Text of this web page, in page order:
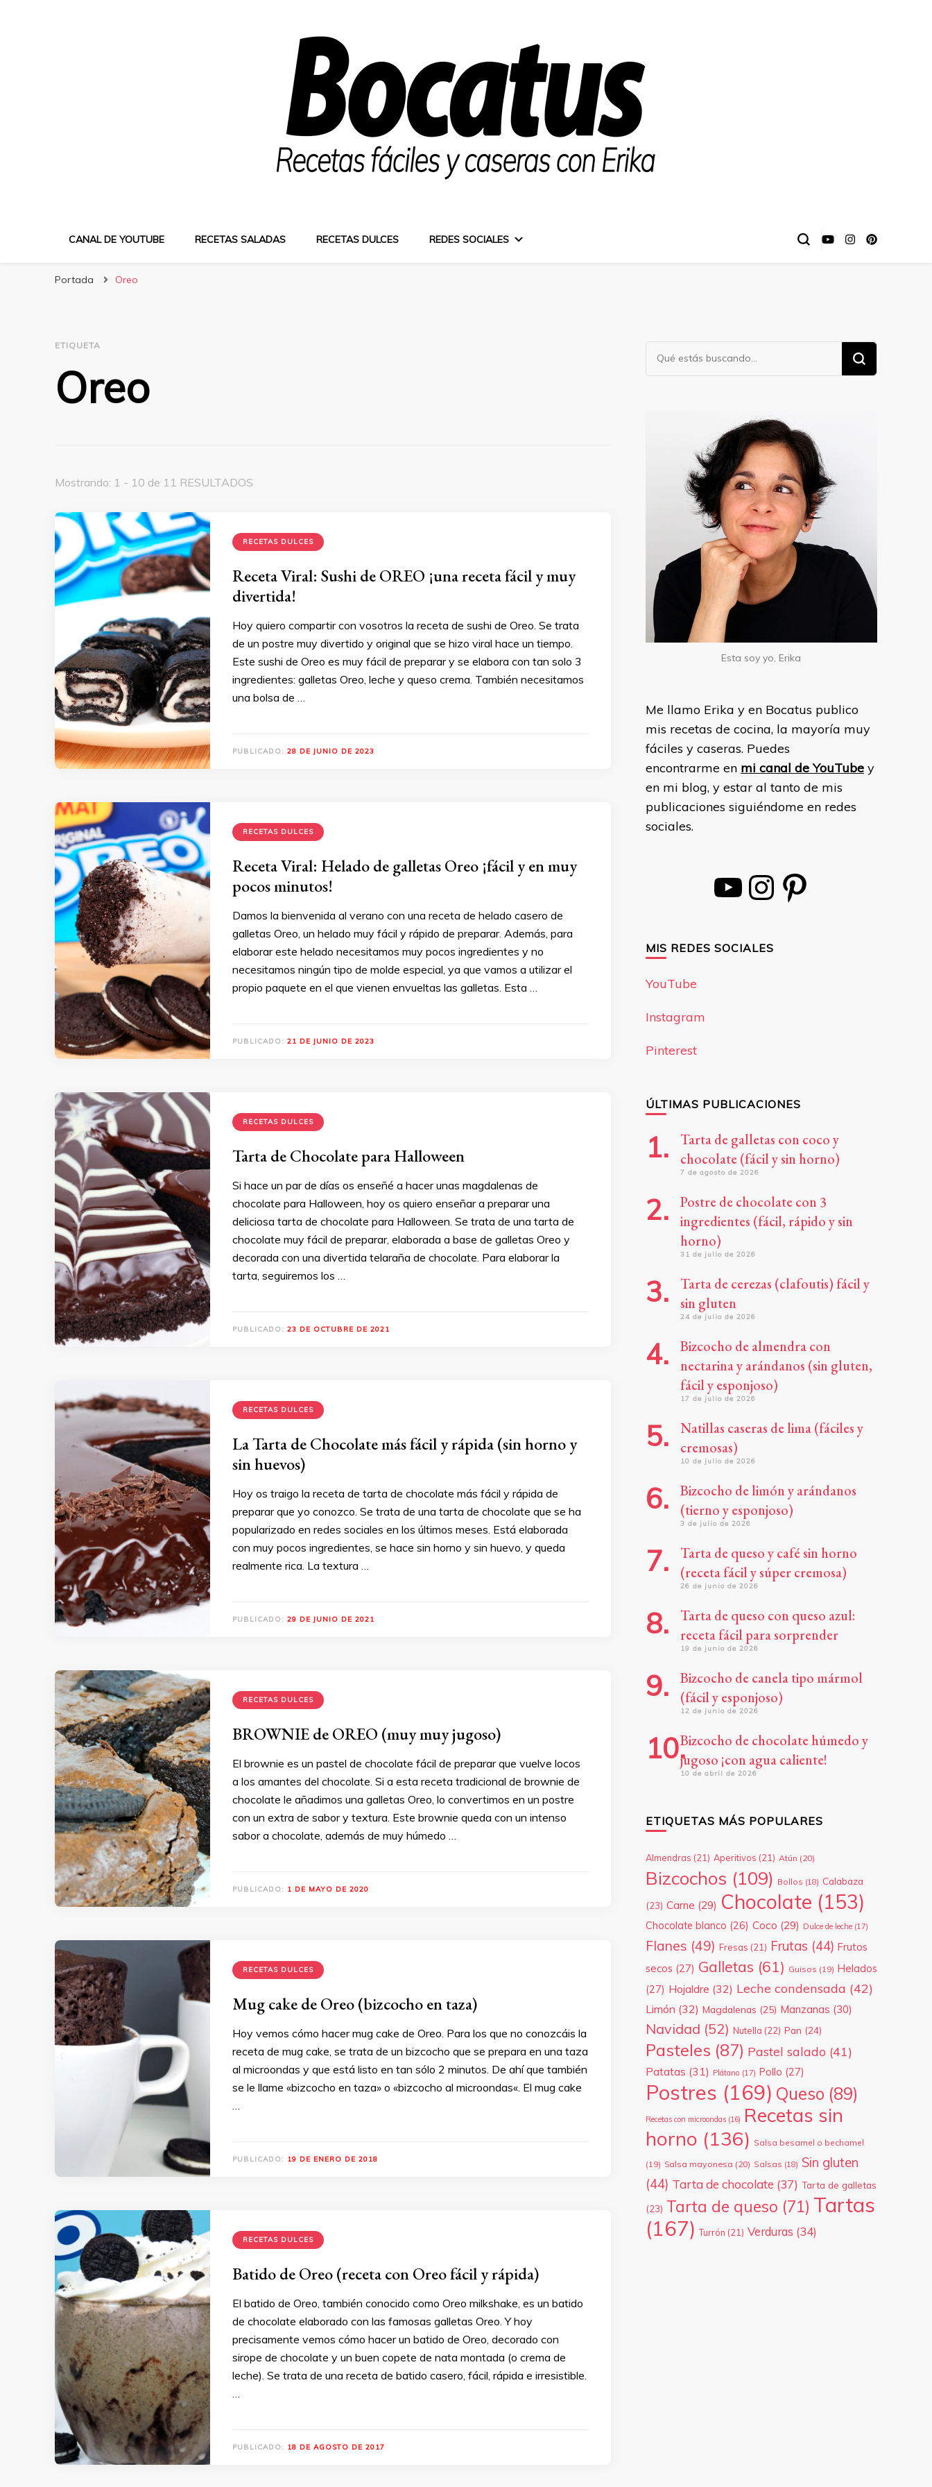
CANAL DE YOUTUBE RECETAS SALADAS RECETAS DULCES REDES SOCIALES
Portada Oreo
ETIQUETA
Oreo
Mostrando: 1 - 10 de 11 RESULTADOS
RECETAS DULCES
Receta Viral: Sushi de OREO ¡una receta fácil y muy
divertida!
Hoy quiero compartir con vosotros la receta de sushi de Oreo. Se trata
de un postre muy divertido y original que se hizo viral hace un tiempo.
Este sushi de Oreo es muy fácil de preparar y se elabora con tan solo 3
ingredientes: galletas Oreo, leche y queso crema. También necesitamos
una bolsa de …
PUBLICADO: 28 DE JUNIO DE 2023
RECETAS DULCES
Receta Viral: Helado de galletas Oreo ¡fácil y en muy
pocos minutos!
Damos la bienvenida al verano con una receta de helado casero de
galletas Oreo, un helado muy fácil y rápido de preparar. Además, para
elaborar este helado necesitamos muy pocos ingredientes y no
necesitamos ningún tipo de molde especial, ya que vamos a utilizar el
propio paquete en el que vienen envueltas las galletas. Esta …
PUBLICADO: 21 DE JUNIO DE 2023
RECETAS DULCES
Tarta de Chocolate para Halloween
Si hace un par de días os enseñé a hacer unas magdalenas de
chocolate para Halloween, hoy os quiero enseñar a preparar una
deliciosa tarta de chocolate para Halloween. Se trata de una tarta de
chocolate muy fácil de preparar, elaborada a base de galletas Oreo y
decorada con una divertida telaraña de chocolate. Para elaborar la
tarta, seguiremos los …
PUBLICADO: 23 DE OCTUBRE DE 2021
RECETAS DULCES
La Tarta de Chocolate más fácil y rápida (sin horno y
sin huevos)
Hoy os traigo la receta de tarta de chocolate más fácil y rápida de
preparar que yo conozco. Se trata de una tarta de chocolate que se ha
popularizado en redes sociales en los últimos meses. Está elaborada
con muy pocos ingredientes, se hace sin horno y sin huevo, y queda
realmente rica. La textura …
PUBLICADO: 29 DE JUNIO DE 2021
RECETAS DULCES
BROWNIE de OREO (muy muy jugoso)
El brownie es un pastel de chocolate fácil de preparar que vuelve locos
a los amantes del chocolate. Si a esta receta tradicional de brownie de
chocolate le añadimos una galletas Oreo, lo convertimos en un postre
con un extra de sabor y textura. Este brownie queda con un intenso
sabor a chocolate, además de muy húmedo …
PUBLICADO: 1 DE MAYO DE 2020
RECETAS DULCES
Mug cake de Oreo (bizcocho en taza)
Hoy vemos cómo hacer mug cake de Oreo. Para los que no conozcáis la
receta de mug cake, se trata de un bizcocho que se prepara en una taza
al microondas y que está listo en tan sólo 2 minutos. De ahí que también
se le llame «bizcocho en taza» o «bizcocho al microondas«. El mug cake
…
PUBLICADO: 19 DE ENERO DE 2018
RECETAS DULCES
Batido de Oreo (receta con Oreo fácil y rápida)
El batido de Oreo, también conocido como Oreo milkshake, es un batido
de chocolate elaborado con las famosas galletas Oreo. Y hoy
precisamente vemos cómo hacer un batido de Oreo, decorado con
sirope de chocolate y un buen copete de nata montada (o crema de
leche). Se trata de una receta de batido casero, fácil, rápida e irresistible.
…
PUBLICADO: 18 DE AGOSTO DE 2017
¿Buscas
algo?
Esta soy yo, Erika
Me llamo Erika y en Bocatus publico
mis recetas de cocina, la mayoría muy
fáciles y caseras. Puedes
encontrarme en mi canal de YouTubey
en mi blog, y estar al tanto de mis
publicaciones siguiéndome en redes
sociales.
YouTube Instagram Pinterest
MIS REDES SOCIALES
YouTube
Instagram
Pinterest
ÚLTIMAS PUBLICACIONES
Tarta de galletas con coco y
chocolate (fácil y sin horno)
7 de agosto de 2026
Postre de chocolate con 3
ingredientes (fácil, rápido y sin
horno)
31 de julio de 2026
Tarta de cerezas (clafoutis) fácil y
sin gluten
24 de julio de 2026
Bizcocho de almendra con
nectarina y arándanos (sin gluten,
fácil y esponjoso)
17 de julio de 2026
Natillas caseras de lima (fáciles y
cremosas)
10 de julio de 2026
Bizcocho de limón y arándanos
(tierno y esponjoso)
3 de julio de 2026
Tarta de queso y café sin horno
(receta fácil y súper cremosa)
26 de junio de 2026
Tarta de queso con queso azul:
receta fácil para sorprender
19 de junio de 2026
Bizcocho de canela tipo mármol
(fácil y esponjoso)
12 de junio de 2026
Bizcocho de chocolate húmedo y
jugoso ¡con agua caliente!
10 de abril de 2026
ETIQUETAS MÁS POPULARES
Almendras (21) Aperitivos (21) Atún (20)
Bizcochos (109) Bollos (18) Calabaza
(23) Carne (29) Chocolate (153)
Chocolate blanco (26) Coco (29) Dulce de leche(17)
Flanes (49) Fresas (21) Frutas (44) Frutos
secos (27) Galletas (61) Guisos (19) Helados
(27) Hojaldre (32) Leche condensada (42)
Limón (32) Magdalenas (25) Manzanas (30)
Navidad (52) Nutella (22) Pan (24)
Pasteles (87) Pastel salado (41)
Patatas (31) Plátano (17) Pollo (27)
Postres (169) Queso (89)
Recetas con microondas(16) Recetas sin
horno (136) Salsa besamel o bechamel
(19) Salsa mayonesa (20) Salsas (18) Sin gluten
(44) Tarta de chocolate (37) Tarta de galletas
(23) Tarta de queso (71) Tartas
(167) Turrón (21) Verduras (34)